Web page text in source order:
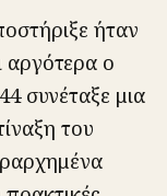
ήταν
αργότερα ο
συνέταξε μια
του